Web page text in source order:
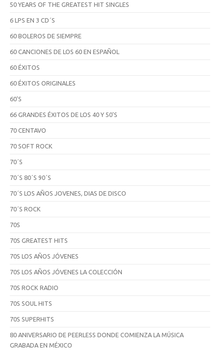
50 YEARS OF THE GREATEST HIT SINGLES
6 LPS EN 3 CD´S
60 BOLEROS DE SIEMPRE
60 CANCIONES DE LOS 60 EN ESPAÑOL
60 ÉXITOS
60 ÉXITOS ORIGINALES
60'S
66 GRANDES ÉXITOS DE LOS 40 Y 50'S
70 CENTAVO
70 SOFT ROCK
70´S
70´S 80´S 90´S
70´S LOS AÑOS JOVENES, DIAS DE DISCO
70´S ROCK
70S
70S GREATEST HITS
70S LOS AÑOS JÓVENES
70S LOS AÑOS JÓVENES LA COLECCIÓN
70S ROCK RADIO
70S SOUL HITS
70S SUPERHITS
80 ANIVERSARIO DE PEERLESS DONDE COMIENZA LA MÚSICA
GRABADA EN MÉXICO